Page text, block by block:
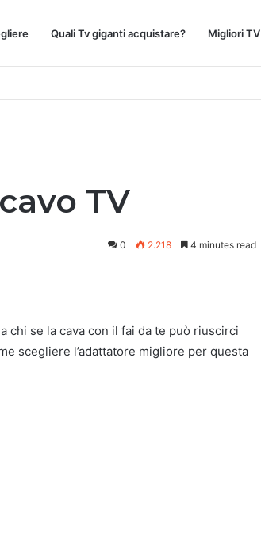
Quali Tv giganti acquistare? Migliori TV
TV
0 2.218 4 minutes read
chi se la cava con il fai da te può riuscirci
scegliere l’adattatore migliore per questa